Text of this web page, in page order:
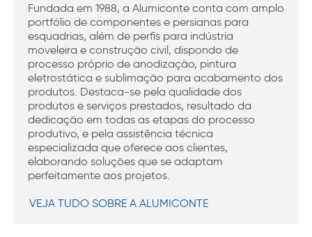
Fundada em 1988, a Alumiconte conta com amplo
portfólio de componentes e persianas para
esquadrias, além de perfis para indústria
moveleira e construção civil, dispondo de
processo próprio de anodização, pintura
eletrostática e sublimação para acabamento dos
produtos. Destaca-se pela qualidade dos
produtos e serviços prestados, resultado da
dedicação em todas as etapas do processo
produtivo, e pela assistência técnica
especializada que oferece aos clientes,
elaborando soluções que se adaptam
perfeitamente aos projetos.
VEJA TUDO SOBRE A ALUMICONTE